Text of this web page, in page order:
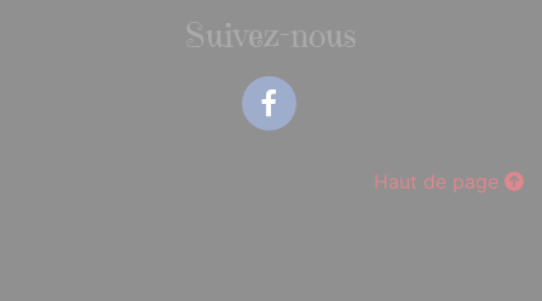
Suivez-nous
Haut de page